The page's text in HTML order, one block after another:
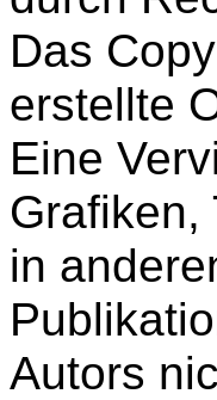
Das
erstellte
Eine
Grafiken,
in
Autors